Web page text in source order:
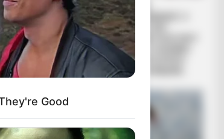
Ανοιχτή επιστολή
υγειονομικών
προς Πλεύρη: Να
επιστρέψουμε στη
δουλειά μας – Οι...
ΝΙΚΟΣ
ΑΝΤΩΝΙΑΔΗΣ: Η
ΕΠΙΣΤΟΛΗ
ΠΑΡΑΙΤΗΣΗΣ ΜΟΥ
ΕΚΠΡΟΣΩΠΗΣΗ
ΤΟΥ ΦΑΙΔΩΝΑ...
Good